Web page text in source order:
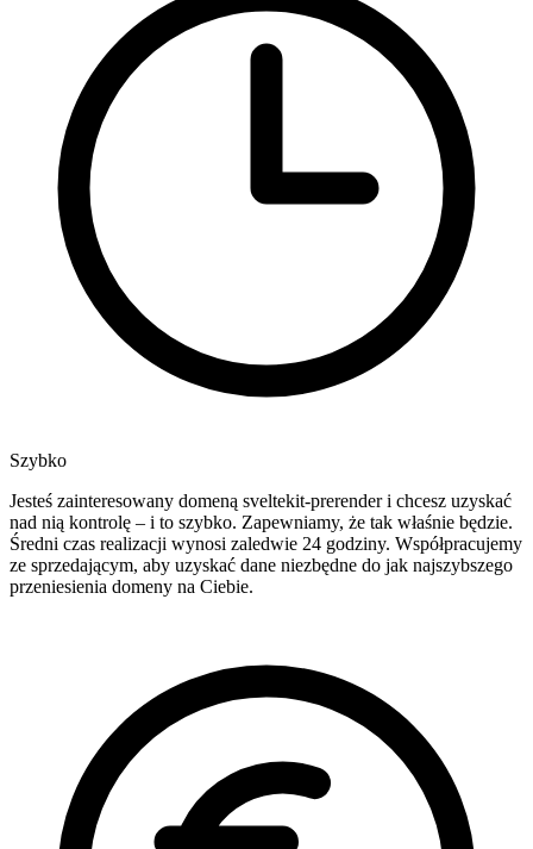
Szybko
Jesteś zainteresowany domeną sveltekit-prerender i chcesz uzyskać
nad nią kontrolę – i to szybko. Zapewniamy, że tak właśnie będzie.
Średni czas realizacji wynosi zaledwie 24 godziny. Współpracujemy
ze sprzedającym, aby uzyskać dane niezbędne do jak najszybszego
przeniesienia domeny na Ciebie.